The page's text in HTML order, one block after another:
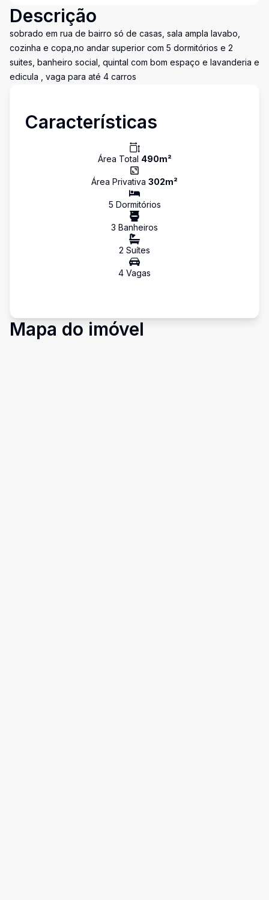
Descrição
sobrado em rua de bairro só de casas, sala ampla lavabo,
cozinha e copa,no andar superior com 5 dormitórios e 2
suites, banheiro social, quintal com bom espaço e lavanderia e
edicula , vaga para até 4 carros
Características
Área Total 490m²
Área Privativa 302m²
5 Dormitórios
3 Banheiros
2 Suítes
4 Vagas
Mapa do imóvel